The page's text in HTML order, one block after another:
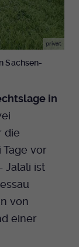
privat
Sachsen-
in
die
vor
Jalali ist
von
einer
wird